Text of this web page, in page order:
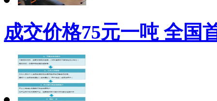
成交价格75元一吨 全国